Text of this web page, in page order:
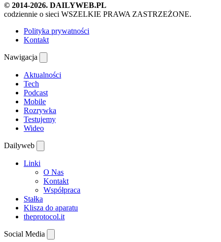
© 2014-2026. DAILYWEB.PL
codziennie o sieci WSZELKIE PRAWA ZASTRZEŻONE.
Polityka prywatności
Kontakt
Nawigacja
Aktualności
Tech
Podcast
Mobile
Rozrywka
Testujemy
Wideo
Dailyweb
Linki
O Nas
Kontakt
Współpraca
Stałka
Klisza do aparatu
theprotocol.it
Social Media